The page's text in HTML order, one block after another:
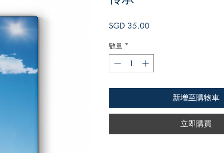
SGD 35.00價
數量 *
新增至購物車
立即購買